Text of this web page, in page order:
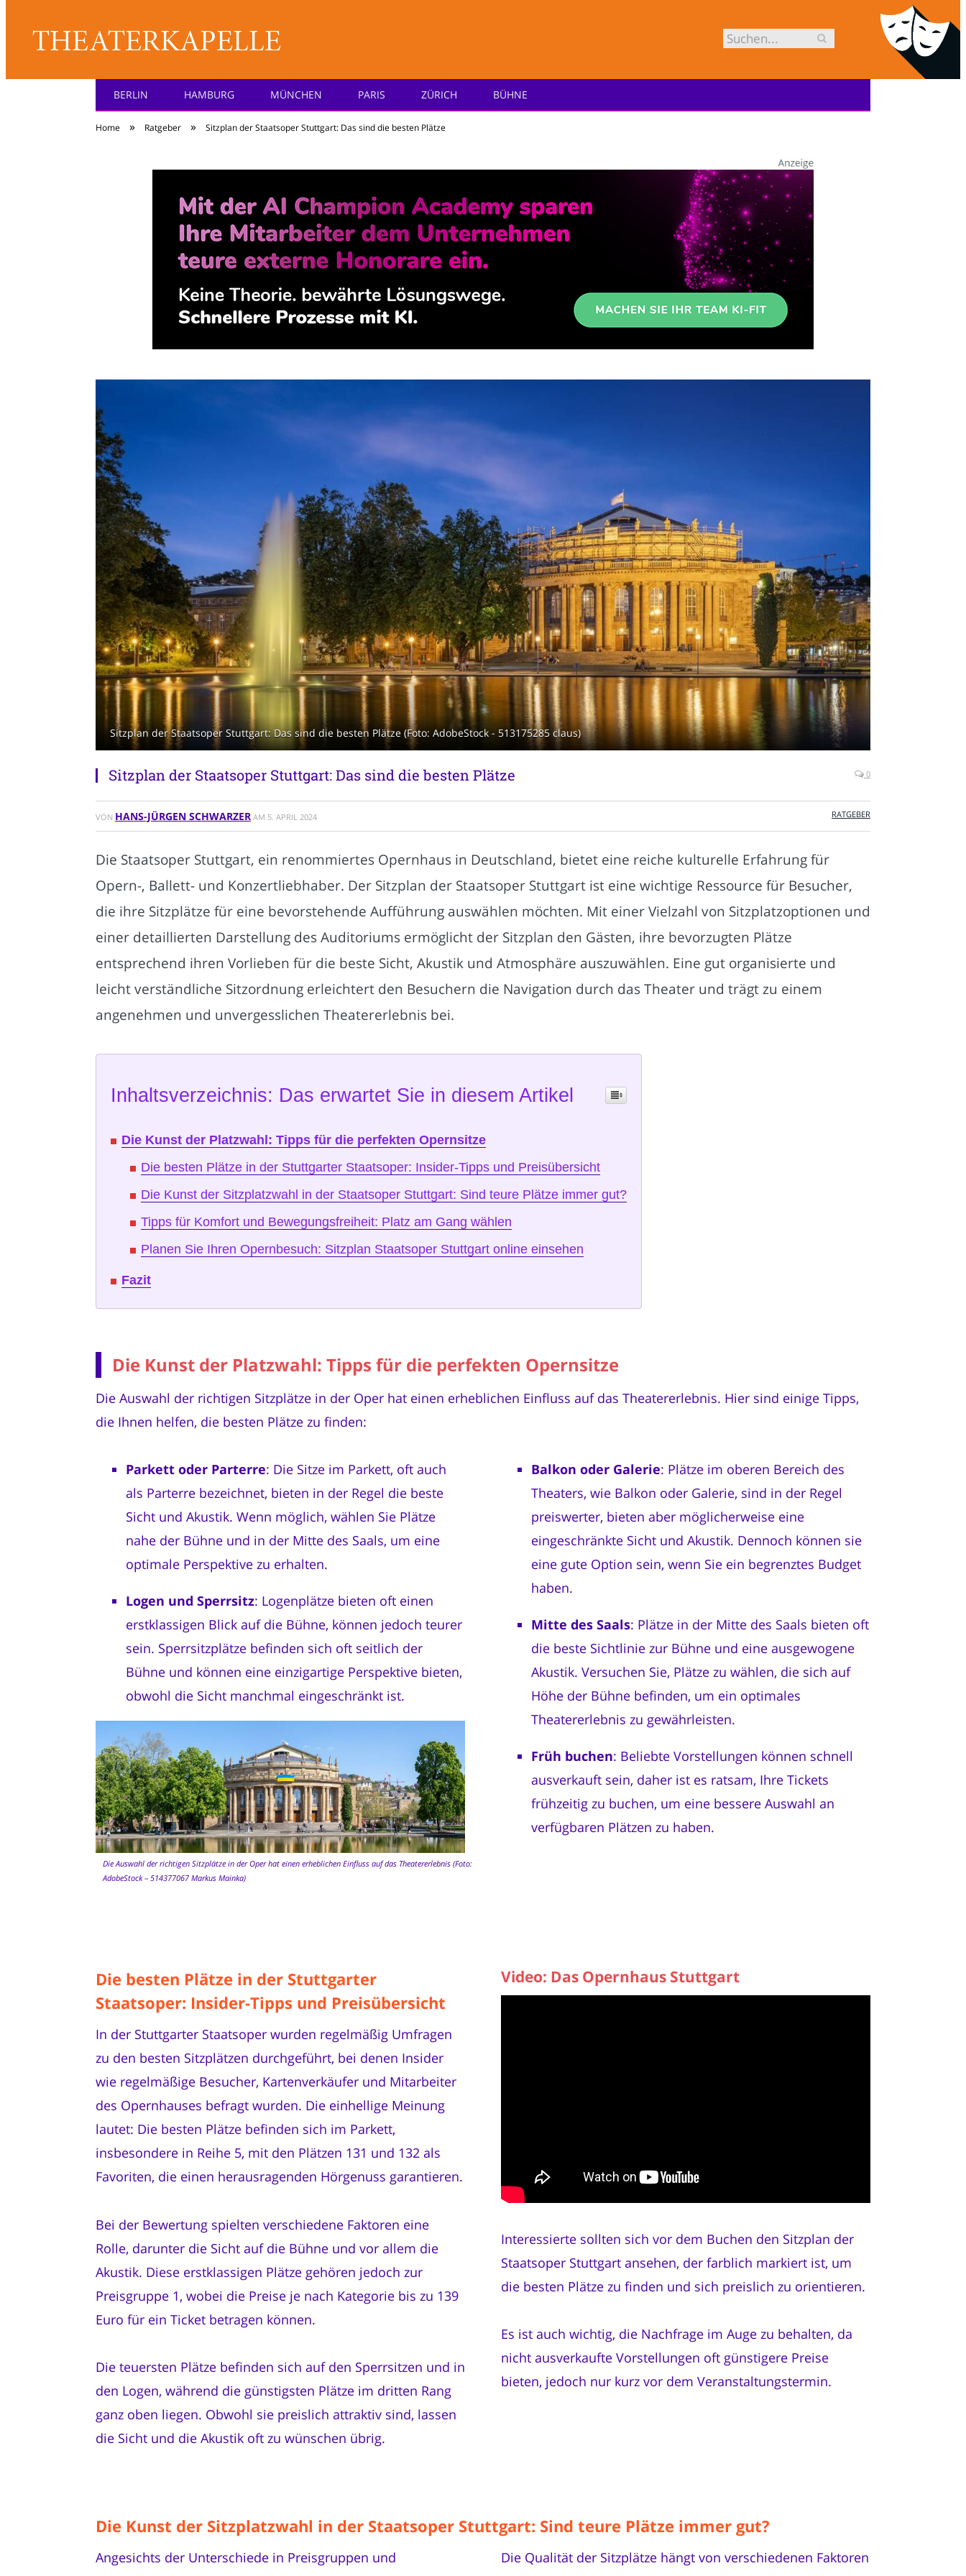
Theater: [KA] :pelle
BERLIN HAMBURG MÜNCHEN PARIS ZÜRICH BÜHNE
Home » Ratgeber » Sitzplan der Staatsoper Stuttgart: Das sind die besten Plätze
Sitzplan der Staatsoper Stuttgart: Das sind die besten Plätze (Foto: AdobeStock - 513175285 claus)
Sitzplan der Staatsoper Stuttgart: Das sind die besten Plätze 0
VON HANS-JÜRGEN SCHWARZER AM 5. APRIL 2024 RATGEBER
Die Staatsoper Stuttgart, ein renommiertes Opernhaus in Deutschland, bietet eine reiche kulturelle Erfahrung für
Opern-, Ballett- und Konzertliebhaber. Der Sitzplan der Staatsoper Stuttgart ist eine wichtige Ressource für Besucher,
die ihre Sitzplätze für eine bevorstehende Aufführung auswählen möchten. Mit einer Vielzahl von Sitzplatzoptionen und
einer detaillierten Darstellung des Auditoriums ermöglicht der Sitzplan den Gästen, ihre bevorzugten Plätze
entsprechend ihren Vorlieben für die beste Sicht, Akustik und Atmosphäre auszuwählen. Eine gut organisierte und
leicht verständliche Sitzordnung erleichtert den Besuchern die Navigation durch das Theater und trägt zu einem
angenehmen und unvergesslichen Theatererlebnis bei.
Inhaltsverzeichnis: Das erwartet Sie in diesem Artikel
Die Kunst der Platzwahl: Tipps für die perfekten Opernsitze
Die besten Plätze in der Stuttgarter Staatsoper: Insider-Tipps und Preisübersicht
Die Kunst der Sitzplatzwahl in der Staatsoper Stuttgart: Sind teure Plätze immer gut?
Tipps für Komfort und Bewegungsfreiheit: Platz am Gang wählen
Planen Sie Ihren Opernbesuch: Sitzplan Staatsoper Stuttgart online einsehen
Fazit
Die Kunst der Platzwahl: Tipps für die perfekten Opernsitze
Die Auswahl der richtigen Sitzplätze in der Oper hat einen erheblichen Einfluss auf das Theatererlebnis. Hier sind einige Tipps,
die Ihnen helfen, die besten Plätze zu finden:
Parkett oder Parterre: Die Sitze im Parkett, oft auch
als Parterre bezeichnet, bieten in der Regel die beste
Sicht und Akustik. Wenn möglich, wählen Sie Plätze
nahe der Bühne und in der Mitte des Saals, um eine
optimale Perspektive zu erhalten.
Logen und Sperrsitz: Logenplätze bieten oft einen
erstklassigen Blick auf die Bühne, können jedoch teurer
sein. Sperrsitzplätze befinden sich oft seitlich der
Bühne und können eine einzigartige Perspektive bieten,
obwohl die Sicht manchmal eingeschränkt ist.
Die Auswahl der richtigen Sitzplätze in der Oper hat einen erheblichen Einfluss auf das Theatererlebnis (Foto:
AdobeStock – 514377067 Markus Mainka)
Balkon oder Galerie: Plätze im oberen Bereich des
Theaters, wie Balkon oder Galerie, sind in der Regel
preiswerter, bieten aber möglicherweise eine
eingeschränkte Sicht und Akustik. Dennoch können sie
eine gute Option sein, wenn Sie ein begrenztes Budget
haben.
Mitte des Saals: Plätze in der Mitte des Saals bieten oft
die beste Sichtlinie zur Bühne und eine ausgewogene
Akustik. Versuchen Sie, Plätze zu wählen, die sich auf
Höhe der Bühne befinden, um ein optimales
Theatererlebnis zu gewährleisten.
Früh buchen: Beliebte Vorstellungen können schnell
ausverkauft sein, daher ist es ratsam, Ihre Tickets
frühzeitig zu buchen, um eine bessere Auswahl an
verfügbaren Plätzen zu haben.
Die besten Plätze in der Stuttgarter
Staatsoper: Insider-Tipps und Preisübersicht
In der Stuttgarter Staatsoper wurden regelmäßig Umfragen
zu den besten Sitzplätzen durchgeführt, bei denen Insider
wie regelmäßige Besucher, Kartenverkäufer und Mitarbeiter
des Opernhauses befragt wurden. Die einhellige Meinung
lautet: Die besten Plätze befinden sich im Parkett,
insbesondere in Reihe 5, mit den Plätzen 131 und 132 als
Favoriten, die einen herausragenden Hörgenuss garantieren.
Bei der Bewertung spielten verschiedene Faktoren eine
Rolle, darunter die Sicht auf die Bühne und vor allem die
Akustik. Diese erstklassigen Plätze gehören jedoch zur
Preisgruppe 1, wobei die Preise je nach Kategorie bis zu 139
Euro für ein Ticket betragen können.
Die teuersten Plätze befinden sich auf den Sperrsitzen und in
den Logen, während die günstigsten Plätze im dritten Rang
ganz oben liegen. Obwohl sie preislich attraktiv sind, lassen
die Sicht und die Akustik oft zu wünschen übrig.
Video: Das Opernhaus Stuttgart
Interessierte sollten sich vor dem Buchen den Sitzplan der
Staatsoper Stuttgart ansehen, der farblich markiert ist, um
die besten Plätze zu finden und sich preislich zu orientieren.
Es ist auch wichtig, die Nachfrage im Auge zu behalten, da
nicht ausverkaufte Vorstellungen oft günstigere Preise
bieten, jedoch nur kurz vor dem Veranstaltungstermin.
Die Kunst der Sitzplatzwahl in der Staatsoper Stuttgart: Sind teure Plätze immer gut?
Angesichts der Unterschiede in Preisgruppen und
Die Qualität der Sitzplätze hängt von verschiedenen Faktoren